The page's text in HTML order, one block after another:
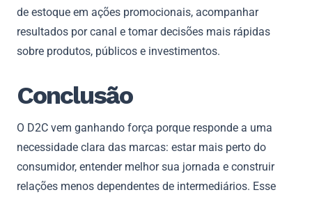
de estoque em ações promocionais, acompanhar
resultados por canal e tomar decisões mais rápidas
sobre produtos, públicos e investimentos.
Conclusão
O D2C vem ganhando força porque responde a uma
necessidade clara das marcas: estar mais perto do
consumidor, entender melhor sua jornada e construir
relações menos dependentes de intermediários. Esse